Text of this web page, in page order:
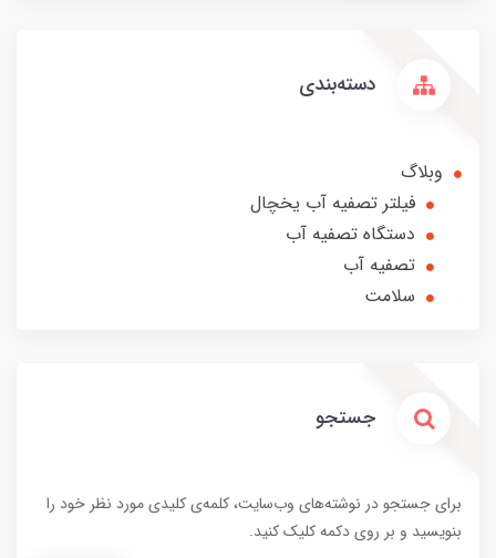
دسته‌بندی
وبلاگ
فیلتر تصفیه آب یخچال
دستگاه تصفیه آب
تصفیه آب
سلامت
جستجو
برای جستجو در نوشته‌های وب‌سایت، کلمه‌ی کلیدی مورد نظر خود را
بنویسید و بر روی دکمه کلیک کنید.